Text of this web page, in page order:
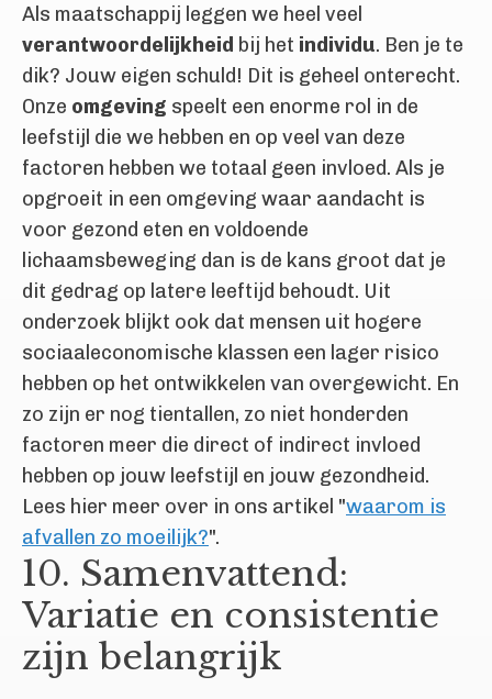
Als maatschappij leggen we heel veel
verantwoordelijkheid bij het individu. Ben je te
dik? Jouw eigen schuld! Dit is geheel onterecht.
Onze omgeving speelt een enorme rol in de
leefstijl die we hebben en op veel van deze
factoren hebben we totaal geen invloed. Als je
opgroeit in een omgeving waar aandacht is
voor gezond eten en voldoende
lichaamsbeweging dan is de kans groot dat je
dit gedrag op latere leeftijd behoudt. Uit
onderzoek blijkt ook dat mensen uit hogere
sociaaleconomische klassen een lager risico
hebben op het ontwikkelen van overgewicht. En
zo zijn er nog tientallen, zo niet honderden
factoren meer die direct of indirect invloed
hebben op jouw leefstijl en jouw gezondheid.
Lees hier meer over in ons artikel "waarom is
afvallen zo moeilijk?".
10. Samenvattend:
Variatie en consistentie
zijn belangrijk